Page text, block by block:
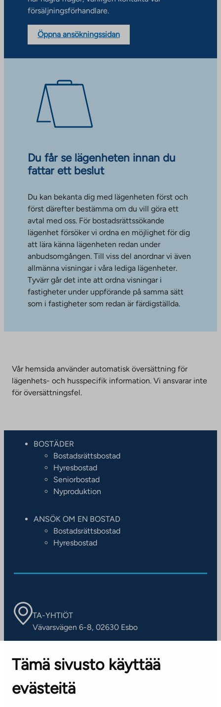
Tämä sivusto käyttää
evästeitä
försäljningsförhandlare.
Öppna ansökningssidan
Du får se lägenheten innan du
fattar ett beslut
Du kan bekanta dig med lägenheten först och
först därefter bestämma om du vill göra ett
avtal med oss. För bostadsrättssökande
lägenhet försöker vi ordna en möjlighet för dig
att lära känna lägenheten redan under
anbudsomgången. Till viss del anordnar vi även
allmänna visningar i våra lediga lägenheter.
Tyvärr går det inte att ordna visningar i
fastigheter under uppförande på samma sätt
som i fastigheter som redan är färdigställda.
Vår hemsida använder automatisk översättning för
lägenhets- och husspecifik information. Vi ansvarar inte
för översättningsfel.
BOSTÄDER
Bostadsrättsbostad
Hyresbostad
Seniorbostad
Nyproduktion
ANSÖK OM EN BOSTAD
Bostadsrättsbostad
Hyresbostad
TA-YHTIÖT
Vävarsvägen 6-8, 02630 Esbo
Kontaktinformation
KUNDSERVICE